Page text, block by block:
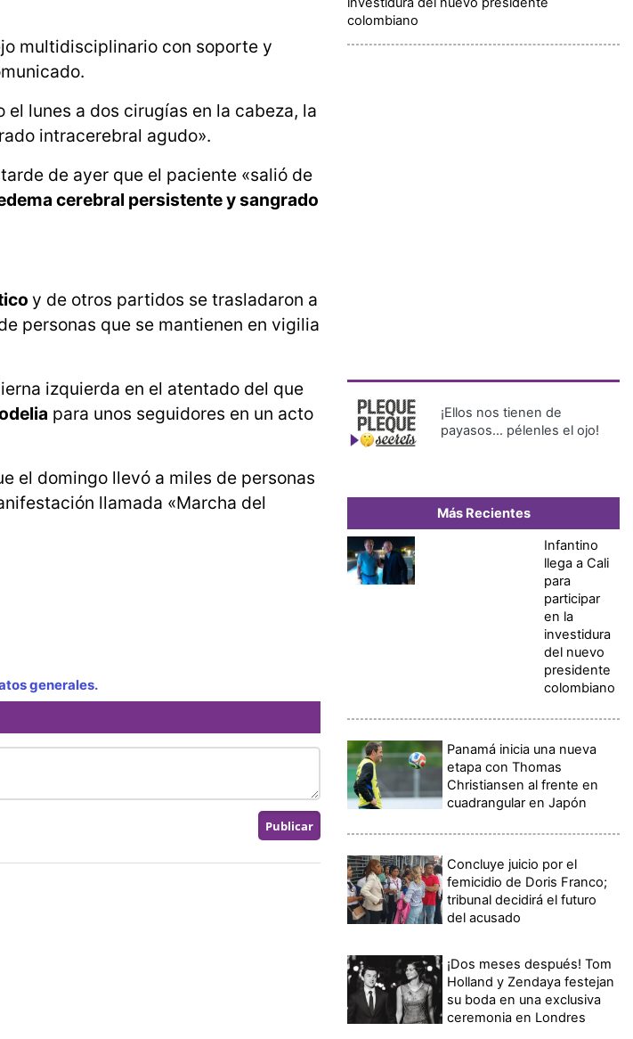
multidisciplinario con soporte y
el lunes a dos cirugías en la cabeza, la
intracerebral agudo».
de ayer que el paciente «salió de
cerebral persistente y sangrado
y de otros partidos se trasladaron a
personas que se mantienen en vigilia
izquierda en el atentado del que
para unos seguidores en un acto
el domingo llevó a miles de personas
llamada «Marcha del
generales.
colombiano
¡Ellos nos tienen de
payasos… pélenles el ojo!
Más Recientes
Infantino
llega a Cali
para
participar
en la
investidura
del nuevo
presidente
colombiano
Panamá inicia una nueva
etapa con Thomas
Christiansen al frente en
cuadrangular en Japón
Concluye juicio por el
femicidio de Doris Franco;
tribunal decidirá el futuro
del acusado
¡Dos meses después! Tom
Holland y Zendaya festejan
su boda en una exclusiva
ceremonia en Londres